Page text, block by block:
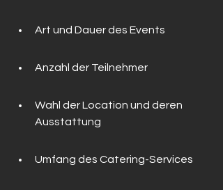
Art und Dauer des Events
Anzahl der Teilnehmer
Wahl der Location und deren
Ausstattung
Umfang des Catering-Services